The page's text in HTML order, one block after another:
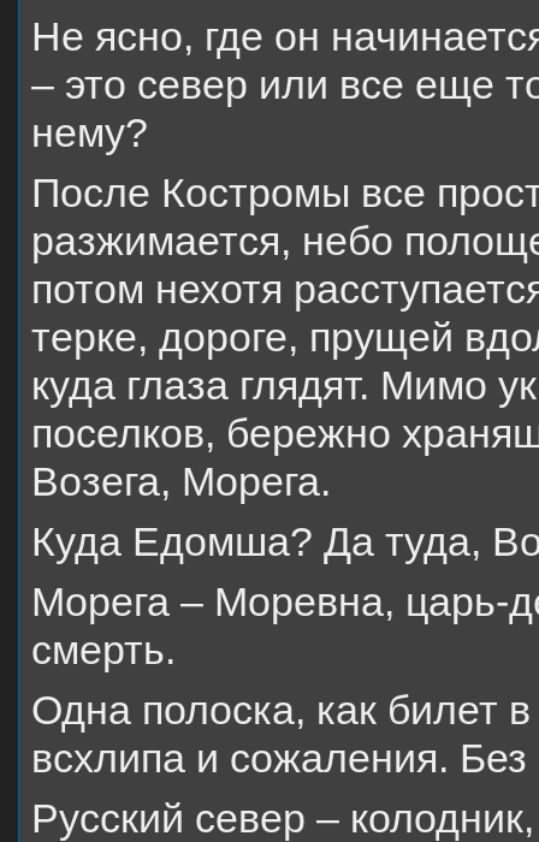
Не ясно, где он
– это север или все еще
нему?
После Костромы все
разжимается, небо
потом нехотя
терке, дороге, прущей
куда глаза глядят. Мимо
поселков, бережно
Возега, Морега.
Куда Едомша? Да туда,
Морега – Моревна, царь-
смерть.
Одна полоска, как билет
всхлипа и сожаления. Без
Русский север –